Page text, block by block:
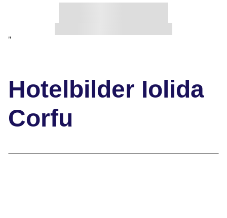
"
Hotelbilder Iolida
Corfu